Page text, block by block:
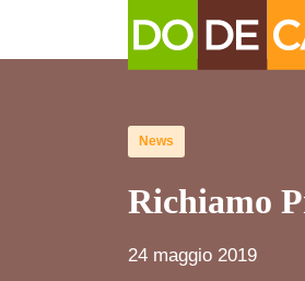
News
Richiamo
24 maggio 2019